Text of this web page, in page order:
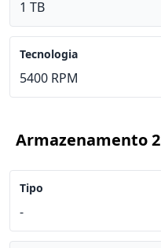
1 TB
Tecnologia
5400 RPM
Armazenamento 2
Tipo
-